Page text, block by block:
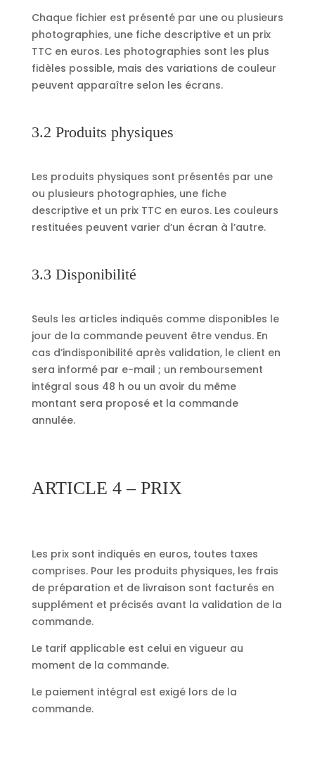
Chaque fichier est présenté par une ou plusieurs
photographies, une fiche descriptive et un prix
TTC en euros. Les photographies sont les plus
fidèles possible, mais des variations de couleur
peuvent apparaître selon les écrans.
3.2 Produits physiques
Les produits physiques sont présentés par une
ou plusieurs photographies, une fiche
descriptive et un prix TTC en euros. Les couleurs
restituées peuvent varier d’un écran à l’autre.
3.3 Disponibilité
Seuls les articles indiqués comme disponibles le
jour de la commande peuvent être vendus. En
cas d’indisponibilité après validation, le client en
sera informé par e-mail ; un remboursement
intégral sous 48 h ou un avoir du même
montant sera proposé et la commande
annulée.
ARTICLE 4 – PRIX
Les prix sont indiqués en euros, toutes taxes
comprises. Pour les produits physiques, les frais
de préparation et de livraison sont facturés en
supplément et précisés avant la validation de la
commande.
Le tarif applicable est celui en vigueur au
moment de la commande.
Le paiement intégral est exigé lors de la
commande.